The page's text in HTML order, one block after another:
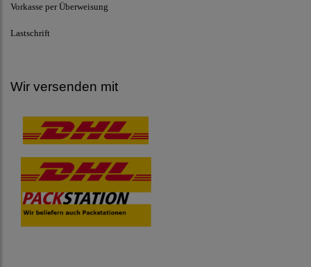
Vorkasse per Überweisung
Lastschrift
Wir versenden mit